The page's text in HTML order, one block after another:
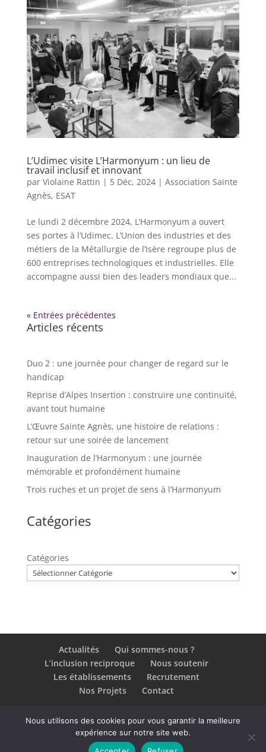
L’Udimec visite L’Harmonyum : un lieu de
travail inclusif et innovant
par Violaine Rattin | 5 Déc, 2024| Association Sainte
Agnès, ESAT
Le lundi 2 décembre 2024, L’Harmonyum a ouvert
ses portes à l’Udimec. L’Union des industries et des
métiers de la Métallurgie de l’Isère regroupe plus de
600 entreprises technologiques et industrielles. Elle
accompagne aussi bien des leaders mondiaux que...
« Entrées précédentes
Articles récents
Duo 2 : une journée pour changer de regard sur le
handicap
Reprise d’Alpes Insertion : construire une continuité,
avant tout humaine
L’Œuvre Sainte Agnès, une histoire de relations :
retour sur une soirée de lancement
Inauguration de l’Harmonyum : une journée
mémorable et profondément humaine
Trois ruches et un projet de sens à l’Harmonyum
Catégories
Catégories
Actualités
Qui sommes-nous ?
L’inclusion reciproque
Nous soutenir
Les établissements
Recrutement
Nos Projets
Contact
Plan du site-Mentions légales -Politique de
confidentialité| Ce site a été réalisé par
Nous utilisons des cookies pour vous garantir la meilleure
expérience sur notre site web.